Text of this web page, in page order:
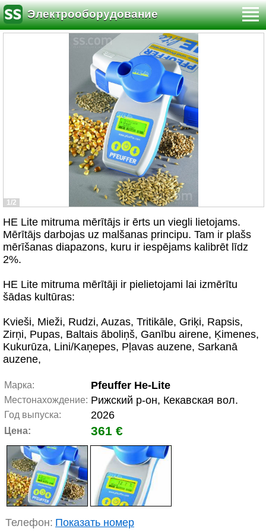
Электрооборудование
1/2
HE Lite mitruma mērītājs ir ērts un viegli lietojams.
Mērītājs darbojas uz malšanas principu. Tam ir plašs
mērīšanas diapazons, kuru ir iespējams kalibrēt līdz
2%.
HE Lite mitruma mērītāji ir pielietojami lai izmērītu
šādas kultūras:
Kvieši, Mieži, Rudzi, Auzas, Tritikāle, Griķi, Rapsis,
Zirņi, Pupas, Baltais āboliņš, Ganību airene, Ķimenes,
Kukurūza, Lini/Kaņepes, Pļavas auzene, Sarkanā
auzene,
Марка: Pfeuffer He-Lite
Местонахождение: Рижский р-он, Кекавская вол.
Год выпуска: 2026
Цена: 361 €
Телефон: Показать номер